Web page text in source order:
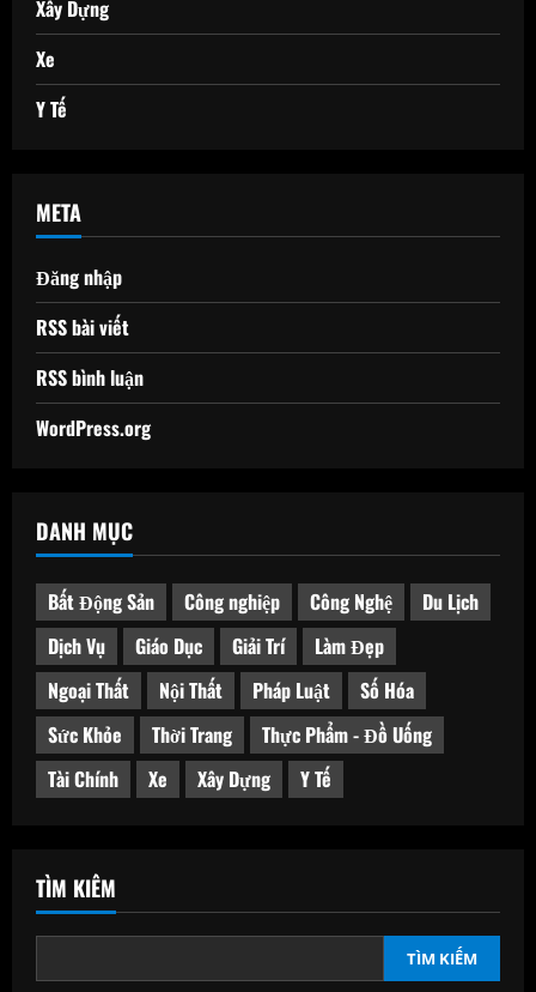
Xây Dựng
Xe
Y Tế
META
Đăng nhập
RSS bài viết
RSS bình luận
WordPress.org
DANH MỤC
Bất Động Sản Công nghiệp Công Nghệ
Du Lịch
Dịch Vụ
Giáo Dục Giải Trí
Làm Đẹp
Ngoại Thất
Nội Thất Pháp Luật
Số Hóa
Sức Khỏe
Thời Trang
Thực Phẩm - Đồ Uống
Tài Chính
Xe Xây Dựng Y Tế
TÌM KIẾM
TÌM KIẾM